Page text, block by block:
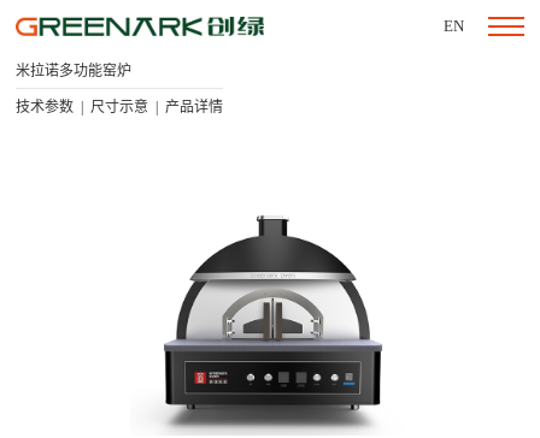
EN
米拉诺多功能窑炉
技术参数 尺寸示意 产品详情